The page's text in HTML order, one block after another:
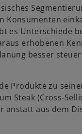
Konsumenten
es Unterschiede
erhobenen
besser
Produkte zu
Steak (Cross-
anstatt aus dem